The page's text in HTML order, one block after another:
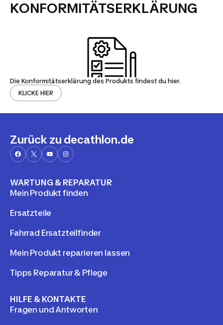
KONFORMITÄTSERKLÄRUNG
Die Konformitätserklärung des Produkts findest du hier.
KLICKE HIER
Zurück zu decathlon.de
WARTUNG & REPARATUR
Mein Produkt finden
Ersatzteile
Fahrrad Ersatzteilfinder
Mein Produkt reparieren lassen
Tipps Reparatur & Pflege
HILFE & KONTAKTE
Fragen und Antworten